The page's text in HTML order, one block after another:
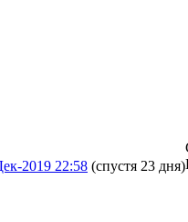
2019 22:58 (спустя 23 дня)